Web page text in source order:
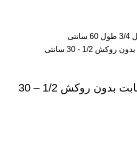
شیلنگ فلکسی ثابت بدون روکش 1/2 – 30